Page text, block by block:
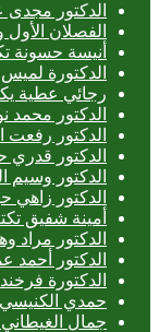
الدكتور مجدى
الفصلان
أنيسة حسونة
الدكتورة
رجائي عطية
الدكتور
الدكتور رفعت
الدكتور قدري
الدكتور
الدكتور
أمينة شفيق
الدكتور مراد
الدكتور أحمد
الدكتورة
حمدي الكنيسي
جمال